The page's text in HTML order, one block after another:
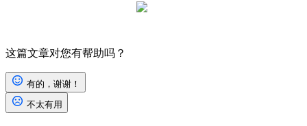
这篇文章对您有帮助吗？
有的，谢谢！
不太有用